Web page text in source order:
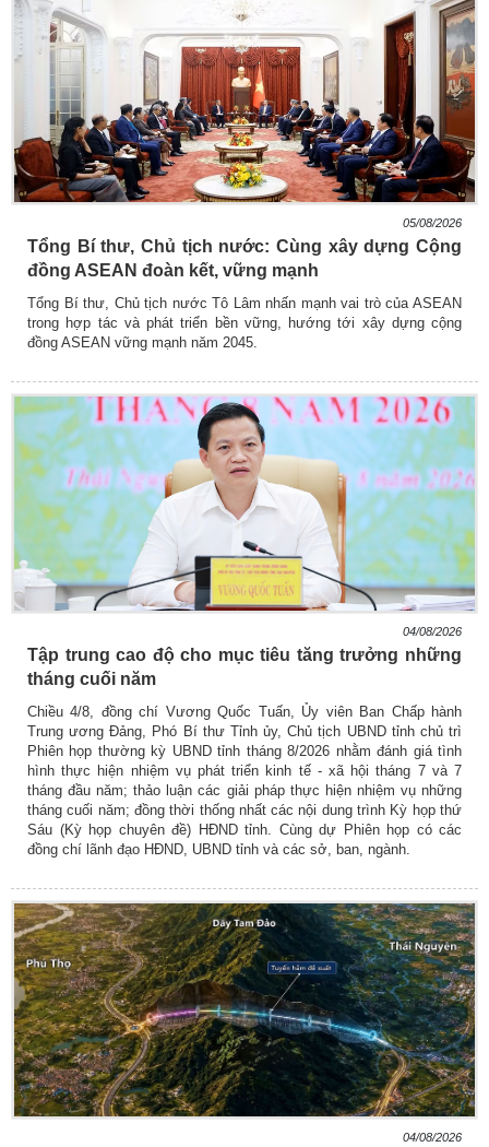
05/08/2026
Tổng Bí thư, Chủ tịch nước: Cùng xây dựng Cộng
đồng ASEAN đoàn kết, vững mạnh
Tổng Bí thư, Chủ tịch nước Tô Lâm nhấn mạnh vai trò của ASEAN
trong hợp tác và phát triển bền vững, hướng tới xây dựng cộng
đồng ASEAN vững mạnh năm 2045.
04/08/2026
Tập trung cao độ cho mục tiêu tăng trưởng những
tháng cuối năm
Chiều 4/8, đồng chí Vương Quốc Tuấn, Ủy viên Ban Chấp hành
Trung ương Đảng, Phó Bí thư Tỉnh ủy, Chủ tịch UBND tỉnh chủ trì
Phiên họp thường kỳ UBND tỉnh tháng 8/2026 nhằm đánh giá tình
hình thực hiện nhiệm vụ phát triển kinh tế - xã hội tháng 7 và 7
tháng đầu năm; thảo luận các giải pháp thực hiện nhiệm vụ những
tháng cuối năm; đồng thời thống nhất các nội dung trình Kỳ họp thứ
Sáu (Kỳ họp chuyên đề) HĐND tỉnh. Cùng dự Phiên họp có các
đồng chí lãnh đạo HĐND, UBND tỉnh và các sở, ban, ngành.
04/08/2026